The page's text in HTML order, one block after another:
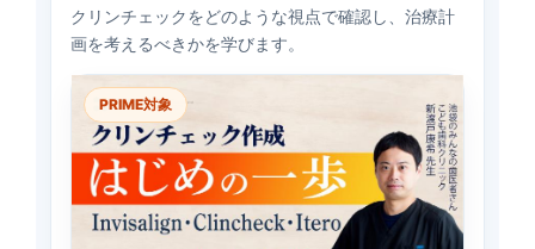
クリンチェックをどのような視点で確認し、治療計
画を考えるべきかを学びます。
PRIME対象